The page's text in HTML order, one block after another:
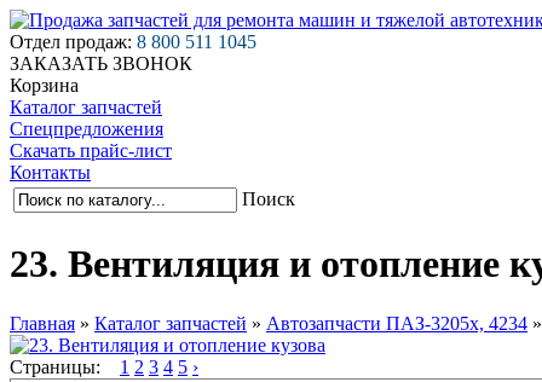
Отдел продаж: 8 800 511 1045
ЗАКАЗАТЬ ЗВОНОК
Корзина
Каталог запчастей
Спецпредложения
Скачать прайс-лист
Контакты
Поиск
23. Вентиляция и отопление
Главная » Каталог запчастей » Автозапчасти ПАЗ-3205х, 4234 »
Страницы: 1 2 3 4 5 ›